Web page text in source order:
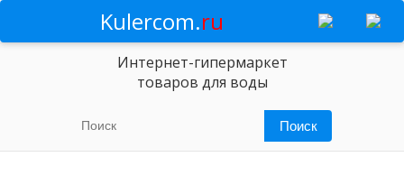
Kulercom.ru
Интернет-гипермаркет
товаров для воды